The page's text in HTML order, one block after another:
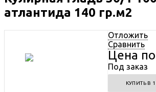
атлантида 140 гр.м2
Отложить
Сравнить
Цена
Под заказ
КУПИТЬ В